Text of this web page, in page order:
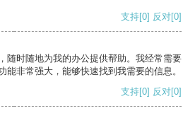
支持[0] 反对[0]
随时随地为我的办公提供帮助。我经常需要
能非常强大，能够快速找到我需要的信息。
支持[0] 反对[0]